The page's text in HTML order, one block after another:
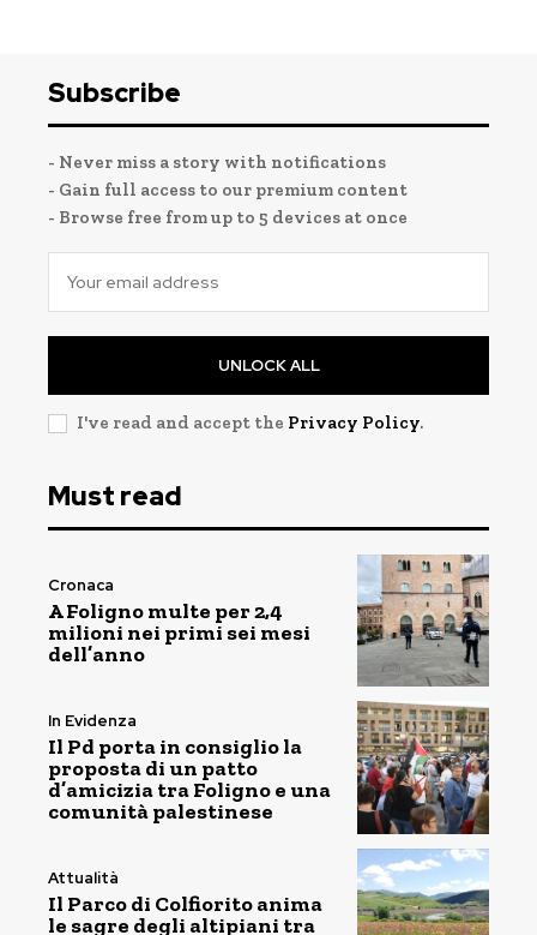
Subscribe
- Never miss a story with notifications
- Gain full access to our premium content
- Browse free from up to 5 devices at once
UNLOCK ALL
I've read and accept the Privacy Policy.
Must read
Cronaca
A Foligno multe per 2,4
milioni nei primi sei mesi
dell’anno
In Evidenza
Il Pd porta in consiglio la
proposta di un patto
d’amicizia tra Foligno e una
comunità palestinese
Attualità
Il Parco di Colfiorito anima
le sagre degli altipiani tra